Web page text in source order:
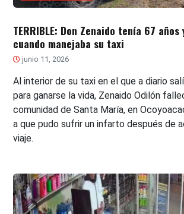
TERRIBLE: Don Zenaido tenía 67
cuando manejaba su taxi
junio 11, 2026
Al interior de su taxi en el que a diario
para ganarse la vida, Zenaido Odilón
comunidad de Santa María, en
a que pudo sufrir un infarto después de
viaje.